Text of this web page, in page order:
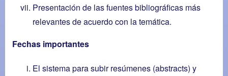
Presentación de las fuentes bibliográficas más
relevantes de acuerdo con la temática.
Fechas importantes
El sistema para subir resúmenes (abstracts) y